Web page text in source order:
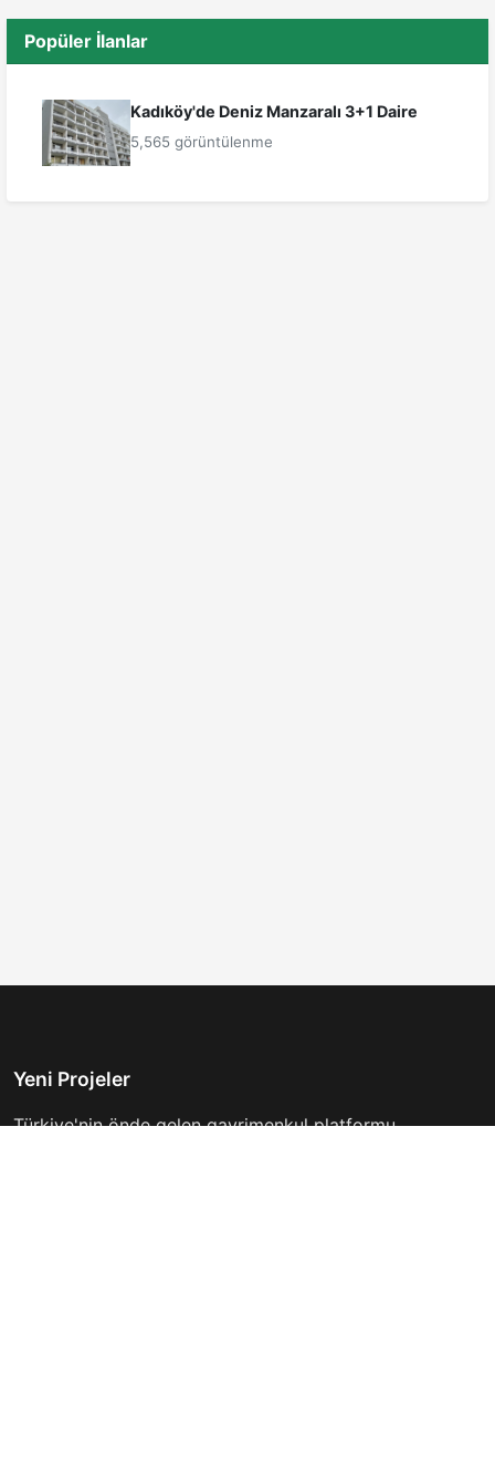
Popüler İlanlar
Kadıköy'de Deniz Manzaralı 3+1 Daire
5,565 görüntülenme
Yeni Projeler
Türkiye'nin önde gelen gayrimenkul platformu.